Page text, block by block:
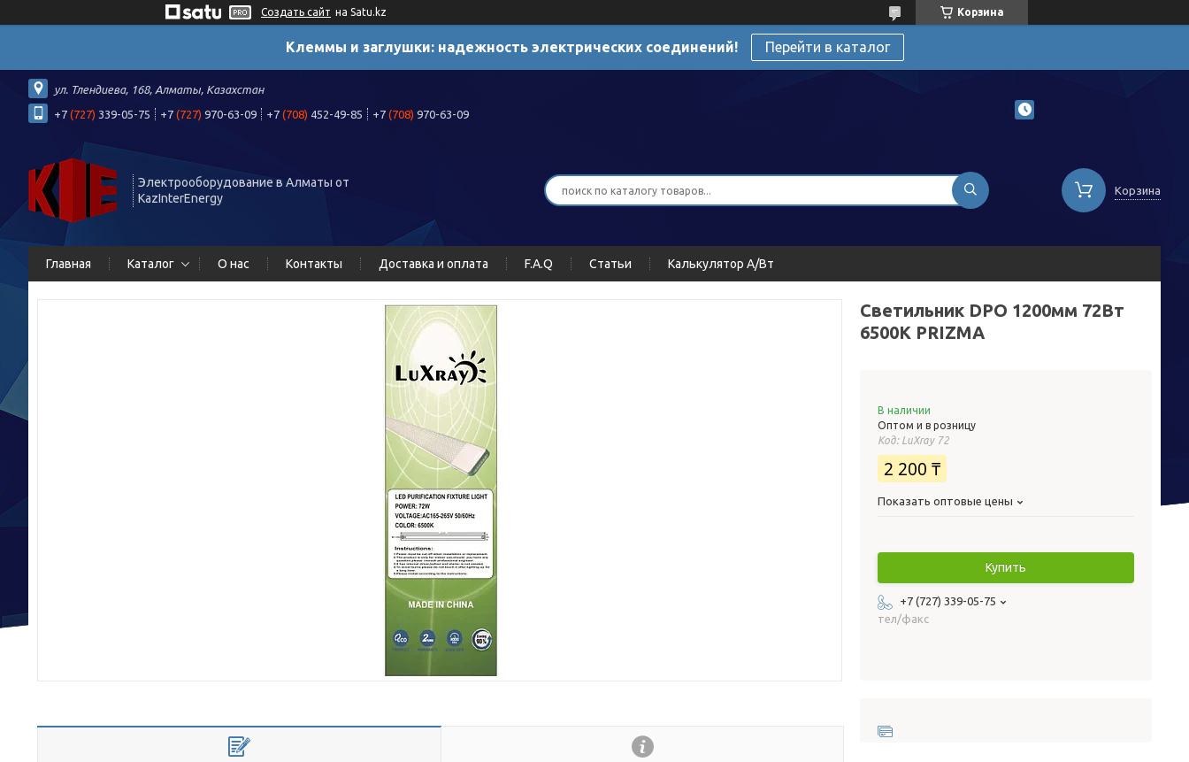
Создать сайт на Satu.kz Корзина
Клеммы и заглушки: надежность электрических соединений! Перейти в каталог
ул. Тлендиева, 168, Алматы, Казахстан
+7 (727) 339-05-75 +7 (727) 970-63-09 +7 (708) 452-49-85 +7 (708) 970-63-09
Электрооборудование в Алматы от
KazInterEnergy
Корзина
Главная Каталог О нас Контакты Доставка и оплата F.A.Q Статьи Калькулятор А/Вт
Светильник DPO 1200мм 72Вт
6500К PRIZMA
В наличии
Оптом и в розницу
Код: LuXray 72
2 200 ₸
Показать оптовые цены
Купить
+7 (727) 339-05-75
тел/факс